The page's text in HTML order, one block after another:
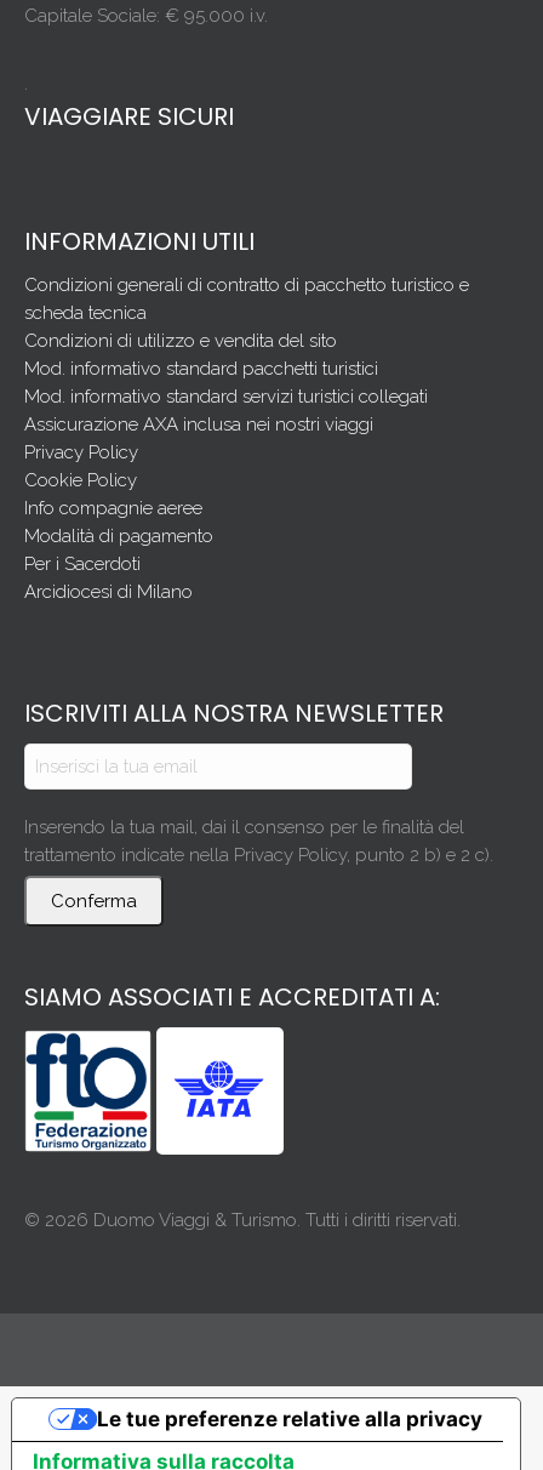
Capitale Sociale: € 95.000 i.v.
.
VIAGGIARE SICURI
INFORMAZIONI UTILI
Condizioni generali di contratto di pacchetto turistico e
scheda tecnica
Condizioni di utilizzo e vendita del sito
Mod. informativo standard pacchetti turistici
Mod. informativo standard servizi turistici collegati
Assicurazione AXA inclusa nei nostri viaggi
Privacy Policy
Cookie Policy
Info compagnie aeree
Modalità di pagamento
Per i Sacerdoti
Arcidiocesi di Milano
ISCRIVITI ALLA NOSTRA NEWSLETTER
Inserendo la tua mail, dai il consenso per le finalità del
trattamento indicate nella Privacy Policy, punto 2 b) e 2 c).
Conferma
SIAMO ASSOCIATI E ACCREDITATI A:
© 2026 Duomo Viaggi & Turismo. Tutti i diritti riservati.
Informativa sulla raccolta
Le tue preferenze relative alla privacy